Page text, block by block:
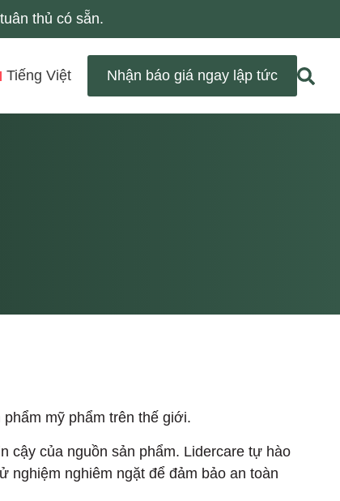
thủ có sẵn.
Tiếng Việt Nhận báo giá ngay lập tức
mỹ phẩm trên thế giới.
cậy của nguồn sản phẩm. Lidercare tự hào
nghiệm nghiêm ngặt để đảm bảo an toàn